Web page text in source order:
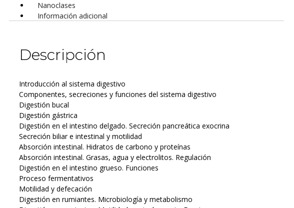
Nanoclases
Información adicional
Descripción
Introducción al sistema digestivo
Componentes, secreciones y funciones del sistema digestivo
Digestión bucal
Digestión gástrica
Digestión en el intestino delgado. Secreción pancreática exocrina
Secreción biliar e intestinal y motilidad
Absorción intestinal. Hidratos de carbono y proteínas
Absorción intestinal. Grasas, agua y electrolitos. Regulación
Digestión en el intestino grueso. Funciones
Proceso fermentativos
Motilidad y defecación
Digestión en rumiantes. Microbiología y metabolismo